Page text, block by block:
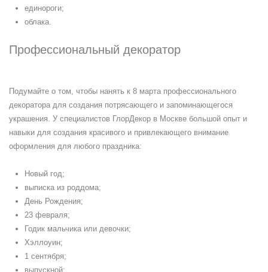
единороги;
облака.
Профессиональный декоратор
Подумайте о том, чтобы нанять к 8 марта профессионального
декоратора для создания потрясающего и запоминающегося
украшения. У специалистов ГлорДекор в Москве большой опыт и
навыки для создания красивого и привлекающего внимание
оформления для любого праздника:
Новый год;
выписка из роддома;
День Рождения;
23 февраля;
Годик мальчика или девочки;
Хэллоуин;
1 сентября;
выпускной;